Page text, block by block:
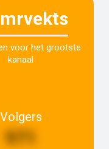
mrvekts
voor het grootste
kanaal
Volgers
971